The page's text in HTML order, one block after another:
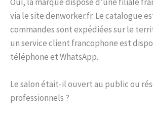
via le site denworker.fr. Le catalogue
commandes sont expédiées sur le
un service client francophone est
téléphone et WhatsApp.
Le salon était-il ouvert au public ou
professionnels ?